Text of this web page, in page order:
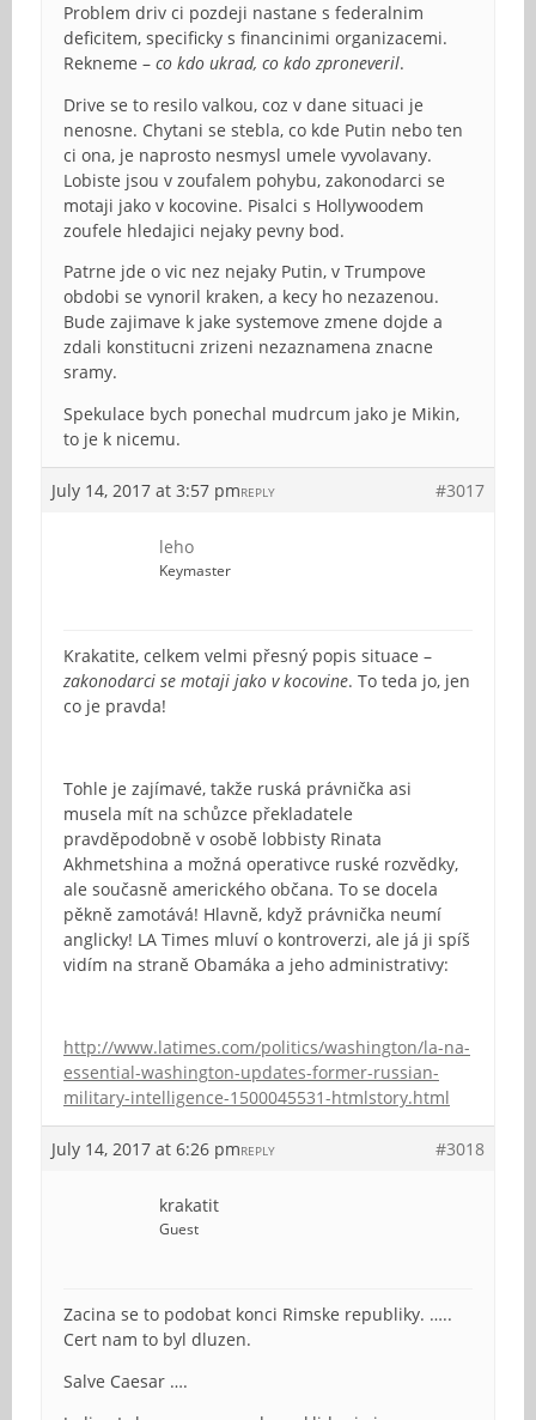
Problem driv ci pozdeji nastane s federalnim
deficitem, specificky s financinimi organizacemi.
Rekneme – co kdo ukrad, co kdo zproneveril.
Drive se to resilo valkou, coz v dane situaci je
nenosne. Chytani se stebla, co kde Putin nebo ten
ci ona, je naprosto nesmysl umele vyvolavany.
Lobiste jsou v zoufalem pohybu, zakonodarci se
motaji jako v kocovine. Pisalci s Hollywoodem
zoufele hledajici nejaky pevny bod.
Patrne jde o vic nez nejaky Putin, v Trumpove
obdobi se vynoril kraken, a kecy ho nezazenou.
Bude zajimave k jake systemove zmene dojde a
zdali konstitucni zrizeni nezaznamena znacne
sramy.
Spekulace bych ponechal mudrcum jako je Mikin,
to je k nicemu.
July 14, 2017 at 3:57 pm #3017
REPLY
leho
Keymaster
Krakatite, celkem velmi přesný popis situace –
zakonodarci se motaji jako v kocovine. To teda jo, jen
co je pravda!
Tohle je zajímavé, takže ruská právnička asi
musela mít na schůzce překladatele
pravděpodobně v osobě lobbisty Rinata
Akhmetshina a možná operativce ruské rozvědky,
ale současně amerického občana. To se docela
pěkně zamotává! Hlavně, když právnička neumí
anglicky! LA Times mluví o kontroverzi, ale já ji spíš
vidím na straně Obamáka a jeho administrativy:
http://www.latimes.com/politics/washington/la-na-
essential-washington-updates-former-russian-
military-intelligence-1500045531-htmlstory.html
July 14, 2017 at 6:26 pm #3018
REPLY
krakatit
Guest
Zacina se to podobat konci Rimske republiky. …..
Cert nam to byl dluzen.
Salve Caesar ….